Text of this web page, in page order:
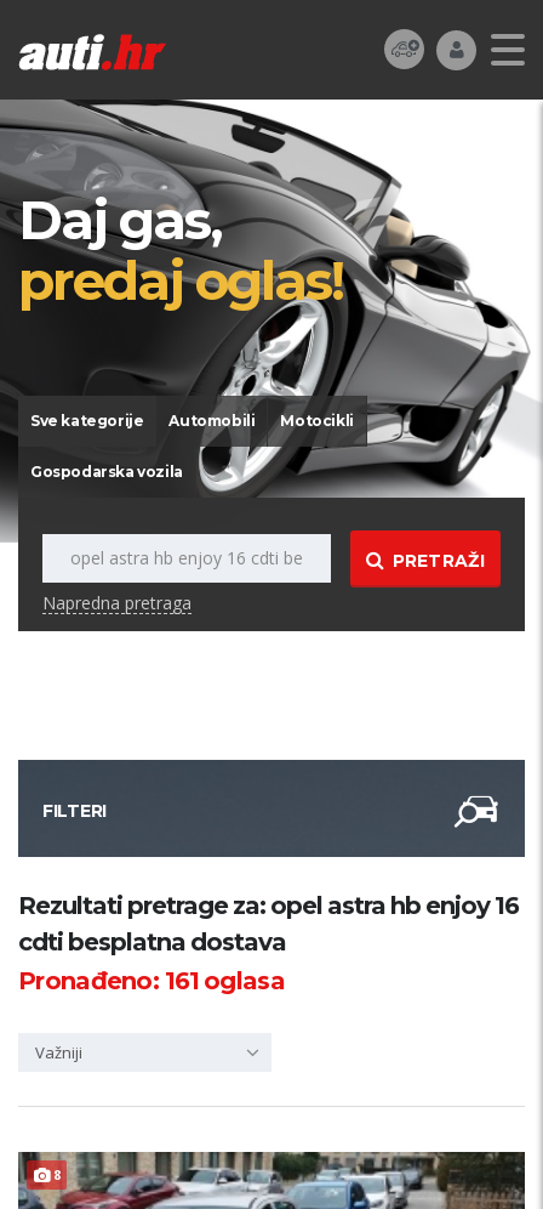
Daj gas,
predaj oglas!
Sve kategorije Automobili Motocikli
Gospodarska vozila
PRETRAŽI
Napredna pretraga
FILTERI
Kategorija
Županija
Rezultati pretrage za: opel astra hb enjoy 16
cdti besplatna dostava
Pronađeno: 161oglasa
Važniji
8